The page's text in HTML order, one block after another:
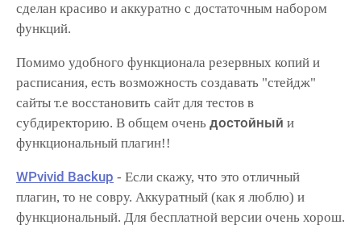
сделан красиво и аккуратно с достаточным набором
функций.
Помимо удобного функционала резервных копий и
расписания, есть возможность создавать "стейдж"
сайты т.е восстановить сайт для тестов в
субдиректорию. В общем очень достойный и
функциональный плагин!!
WPvivid Backup - Если скажу, что это отличный
плагин, то не совру. Аккуратный (как я люблю) и
функциональный. Для бесплатной версии очень хорош.